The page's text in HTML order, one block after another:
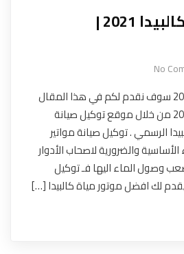
اسعار مواتير كالبيدا 2021 |
No
اسعار مواتير كالبيدا 2021 سوف نقدم لكم في هذا المقال
اسعار مواتير كالبيدا 2021 من خلال موقع توكيل صيانة
الرسمي . توكيل صيانة مواتير
الأساسية والضرورية لاصحاب الأدوار
وصول الماء اليها فـ توكيل
لك افضل موتور مياة كالبيدا […]